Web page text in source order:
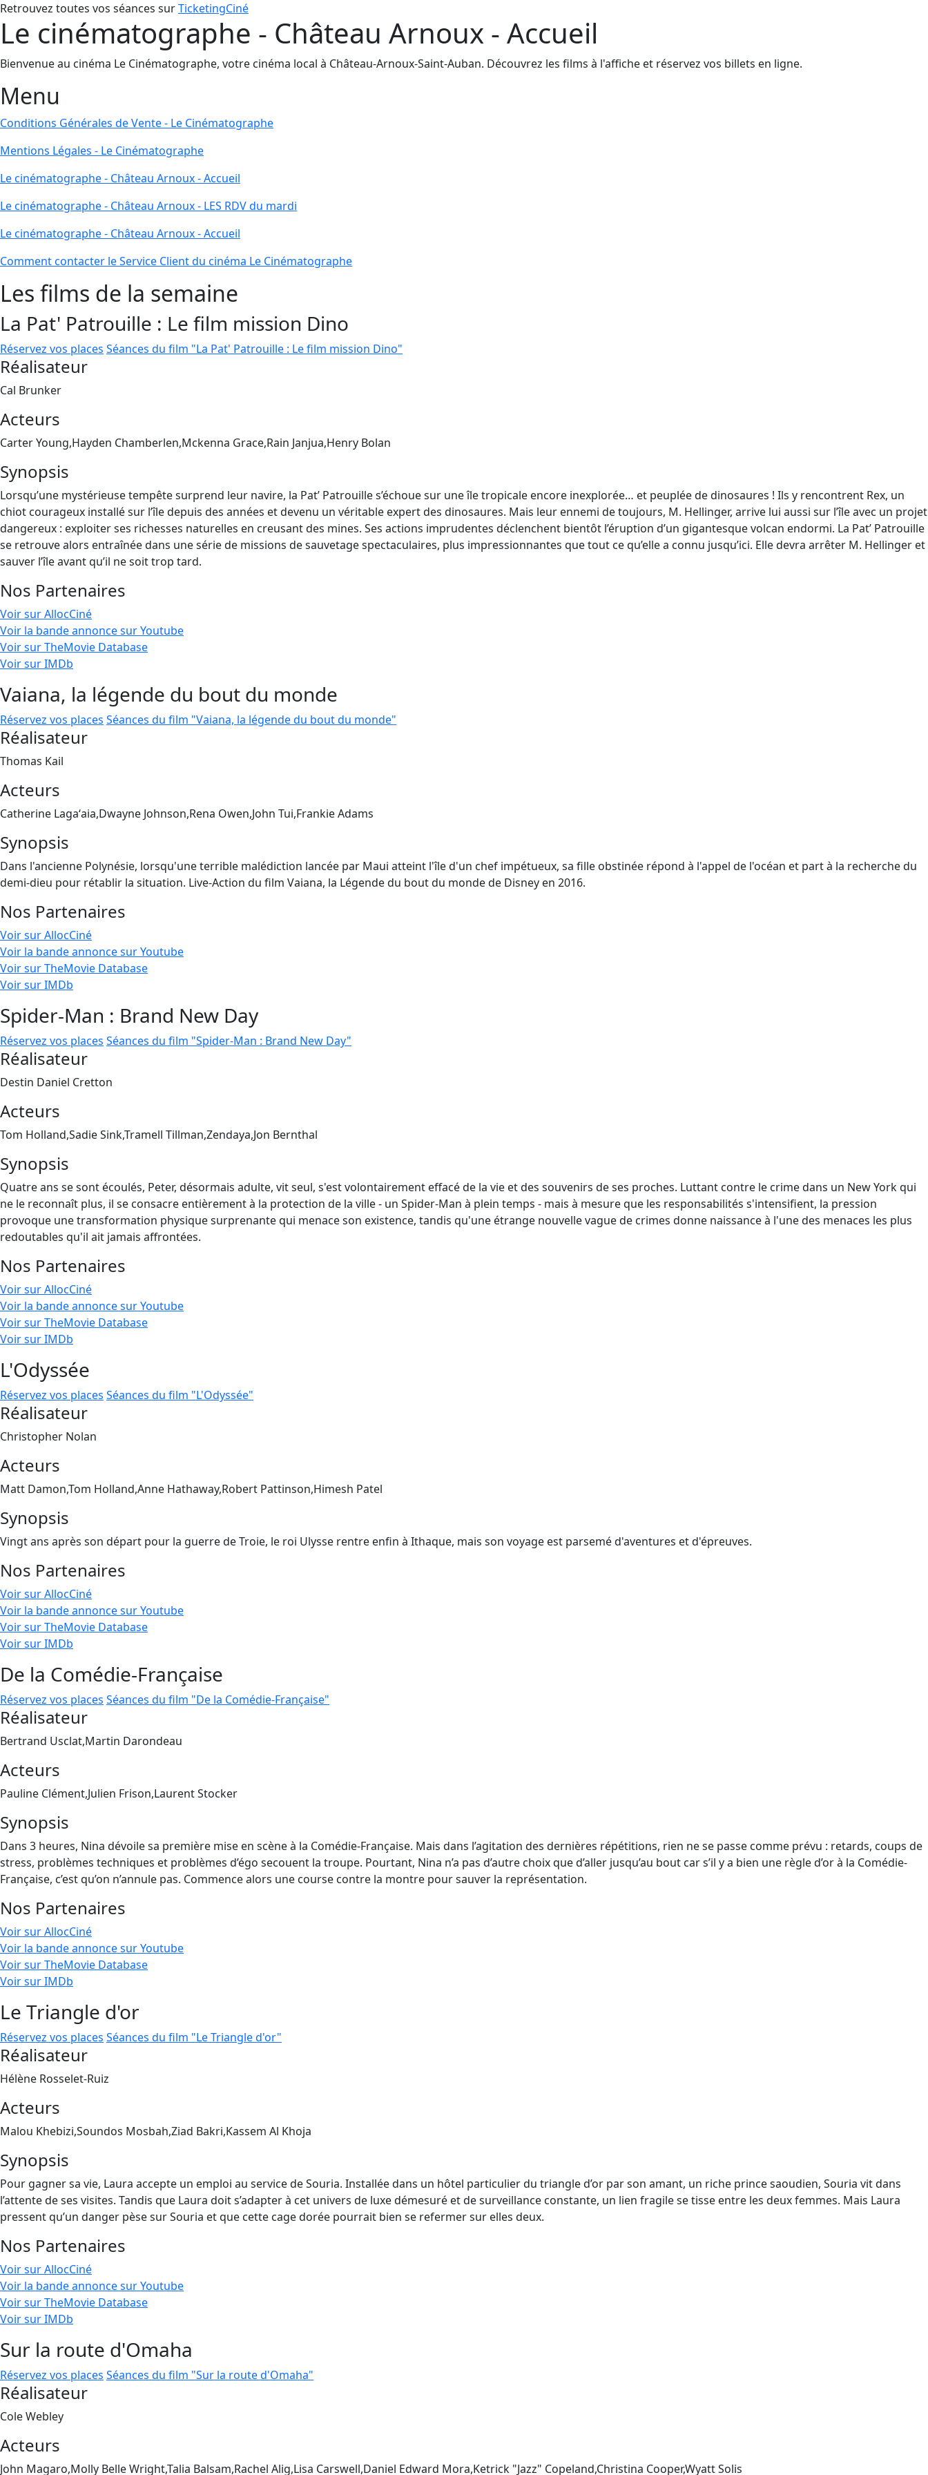
Retrouvez toutes vos séances surTicketingCiné
Le cinématographe - Château Arnoux - Accueil
Bienvenue au cinéma Le Cinématographe, votre cinéma local à Château-Arnoux-Saint-Auban. Découvrez les films à l'affiche et réservez vos billets en ligne.
Menu
Conditions Générales de Vente - Le Cinématographe
Mentions Légales - Le Cinématographe
Le cinématographe - Château Arnoux - Accueil
Le cinématographe - Château Arnoux - LES RDV du mardi
Le cinématographe - Château Arnoux - Accueil
Comment contacter le Service Client du cinéma Le Cinématographe
Les films de la semaine
La Pat' Patrouille : Le film mission Dino
Réservez vos places Séances du film "La Pat' Patrouille : Le film mission Dino"
Réalisateur
Cal Brunker
Acteurs
Carter Young,Hayden Chamberlen,Mckenna Grace,Rain Janjua,Henry Bolan
Synopsis
Lorsqu’une mystérieuse tempête surprend leur navire, la Pat’ Patrouille s’échoue sur une île tropicale encore inexplorée… et peuplée de dinosaures ! Ils y rencontrent Rex, un
chiot courageux installé sur l’île depuis des années et devenu un véritable expert des dinosaures. Mais leur ennemi de toujours, M. Hellinger, arrive lui aussi sur l’île avec un projet
dangereux : exploiter ses richesses naturelles en creusant des mines. Ses actions imprudentes déclenchent bientôt l’éruption d’un gigantesque volcan endormi. La Pat’ Patrouille
se retrouve alors entraînée dans une série de missions de sauvetage spectaculaires, plus impressionnantes que tout ce qu’elle a connu jusqu’ici. Elle devra arrêter M. Hellinger et
sauver l’île avant qu’il ne soit trop tard.
Nos Partenaires
Voir sur AllocCiné
Voir la bande annonce sur Youtube
Voir sur TheMovie Database
Voir sur IMDb
Vaiana, la légende du bout du monde
Réservez vos places Séances du film "Vaiana, la légende du bout du monde"
Réalisateur
Thomas Kail
Acteurs
Catherine Lagaʻaia,Dwayne Johnson,Rena Owen,John Tui,Frankie Adams
Synopsis
Dans l'ancienne Polynésie, lorsqu'une terrible malédiction lancée par Maui atteint l'île d'un chef impétueux, sa fille obstinée répond à l'appel de l'océan et part à la recherche du
demi-dieu pour rétablir la situation. Live-Action du film Vaiana, la Légende du bout du monde de Disney en 2016.
Nos Partenaires
Voir sur AllocCiné
Voir la bande annonce sur Youtube
Voir sur TheMovie Database
Voir sur IMDb
Spider-Man : Brand New Day
Réservez vos places Séances du film "Spider-Man : Brand New Day"
Réalisateur
Destin Daniel Cretton
Acteurs
Tom Holland,Sadie Sink,Tramell Tillman,Zendaya,Jon Bernthal
Synopsis
Quatre ans se sont écoulés, Peter, désormais adulte, vit seul, s'est volontairement effacé de la vie et des souvenirs de ses proches. Luttant contre le crime dans un New York qui
ne le reconnaît plus, il se consacre entièrement à la protection de la ville - un Spider-Man à plein temps - mais à mesure que les responsabilités s'intensifient, la pression
provoque une transformation physique surprenante qui menace son existence, tandis qu'une étrange nouvelle vague de crimes donne naissance à l'une des menaces les plus
redoutables qu'il ait jamais affrontées.
Nos Partenaires
Voir sur AllocCiné
Voir la bande annonce sur Youtube
Voir sur TheMovie Database
Voir sur IMDb
L'Odyssée
Réservez vos places Séances du film "L'Odyssée"
Réalisateur
Christopher Nolan
Acteurs
Matt Damon,Tom Holland,Anne Hathaway,Robert Pattinson,Himesh Patel
Synopsis
Vingt ans après son départ pour la guerre de Troie, le roi Ulysse rentre enfin à Ithaque, mais son voyage est parsemé d'aventures et d'épreuves.
Nos Partenaires
Voir sur AllocCiné
Voir la bande annonce sur Youtube
Voir sur TheMovie Database
Voir sur IMDb
De la Comédie-Française
Réservez vos places Séances du film "De la Comédie-Française"
Réalisateur
Bertrand Usclat,Martin Darondeau
Acteurs
Pauline Clément,Julien Frison,Laurent Stocker
Synopsis
Dans 3 heures, Nina dévoile sa première mise en scène à la Comédie-Française. Mais dans l’agitation des dernières répétitions, rien ne se passe comme prévu : retards, coups de
stress, problèmes techniques et problèmes d’égo secouent la troupe. Pourtant, Nina n’a pas d’autre choix que d’aller jusqu’au bout car s’il y a bien une règle d’or à la Comédie-
Française, c’est qu’on n’annule pas. Commence alors une course contre la montre pour sauver la représentation.
Nos Partenaires
Voir sur AllocCiné
Voir la bande annonce sur Youtube
Voir sur TheMovie Database
Voir sur IMDb
Le Triangle d'or
Réservez vos places Séances du film "Le Triangle d'or"
Réalisateur
Hélène Rosselet-Ruiz
Acteurs
Malou Khebizi,Soundos Mosbah,Ziad Bakri,Kassem Al Khoja
Synopsis
Pour gagner sa vie, Laura accepte un emploi au service de Souria. Installée dans un hôtel particulier du triangle d’or par son amant, un riche prince saoudien, Souria vit dans
l’attente de ses visites. Tandis que Laura doit s’adapter à cet univers de luxe démesuré et de surveillance constante, un lien fragile se tisse entre les deux femmes. Mais Laura
pressent qu’un danger pèse sur Souria et que cette cage dorée pourrait bien se refermer sur elles deux.
Nos Partenaires
Voir sur AllocCiné
Voir la bande annonce sur Youtube
Voir sur TheMovie Database
Voir sur IMDb
Sur la route d'Omaha
Réservez vos places Séances du film "Sur la route d'Omaha"
Réalisateur
Cole Webley
Acteurs
John Magaro,Molly Belle Wright,Talia Balsam,Rachel Alig,Lisa Carswell,Daniel Edward Mora,Ketrick "Jazz" Copeland,Christina Cooper,Wyatt Solis